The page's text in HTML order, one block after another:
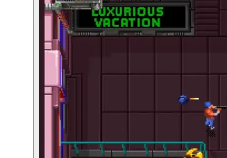
00:35:32 - Der erste Boss: Mutoid Man
00:37:34
00:37:54 - Endboss und Spielstrategien
00:41:06 - Extrawaffen